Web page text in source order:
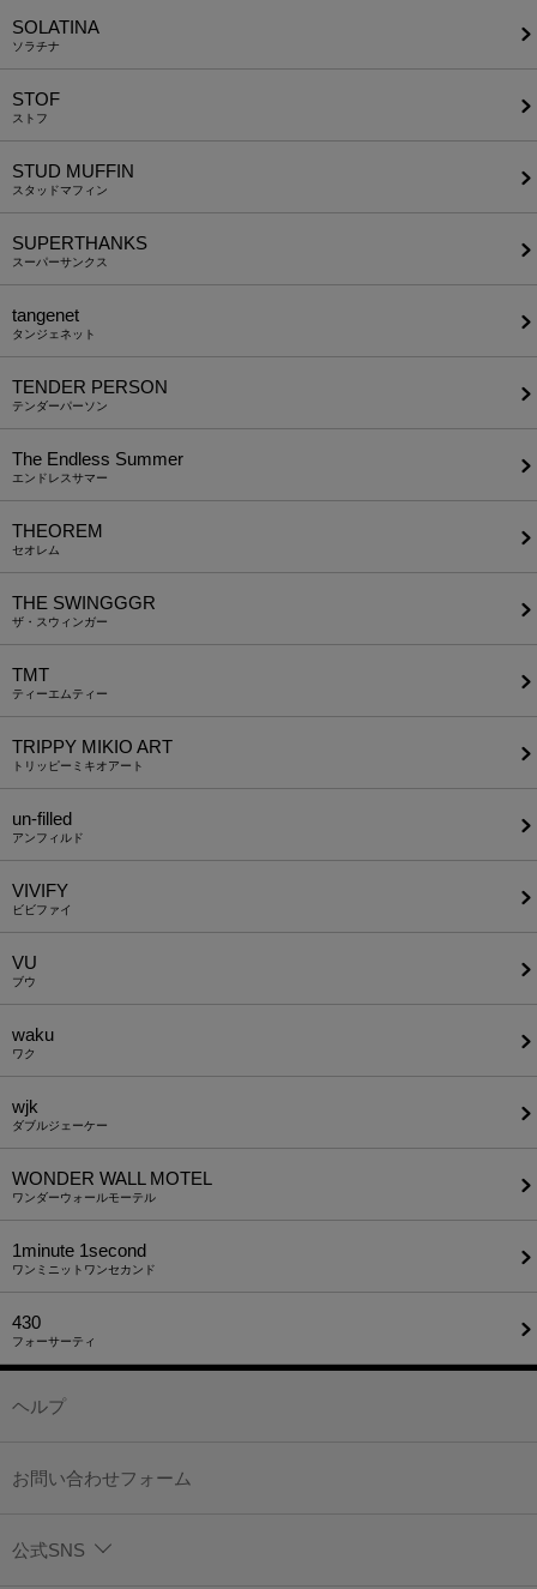
SOLATINA
ソラチナ
STOF
ストフ
STUD MUFFIN
スタッドマフィン
SUPERTHANKS
スーパーサンクス
tangenet
タンジェネット
TENDER PERSON
テンダーパーソン
The Endless Summer
エンドレスサマー
THEOREM
セオレム
THE SWINGGGR
ザ・スウィンガー
TMT
ティーエムティー
TRIPPY MIKIO ART
トリッピーミキオアート
un-filled
アンフィルド
VIVIFY
ビビファイ
VU
ブウ
waku
ワク
wjk
ダブルジェーケー
WONDER WALL MOTEL
ワンダーウォールモーテル
1minute​ 1second
ワンミニットワンセカンド
430
フォーサーティ
ヘルプ
お問い合わせフォーム
公式SNS